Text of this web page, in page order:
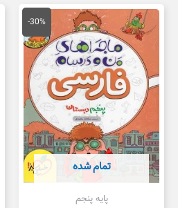
-30%
تمام شده
پایه پنجم
قیمت
اصلی
21,000 تومان
بود.
قیمت
فعلی
است.